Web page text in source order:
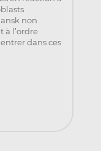
non
à l’ordre
dans ces